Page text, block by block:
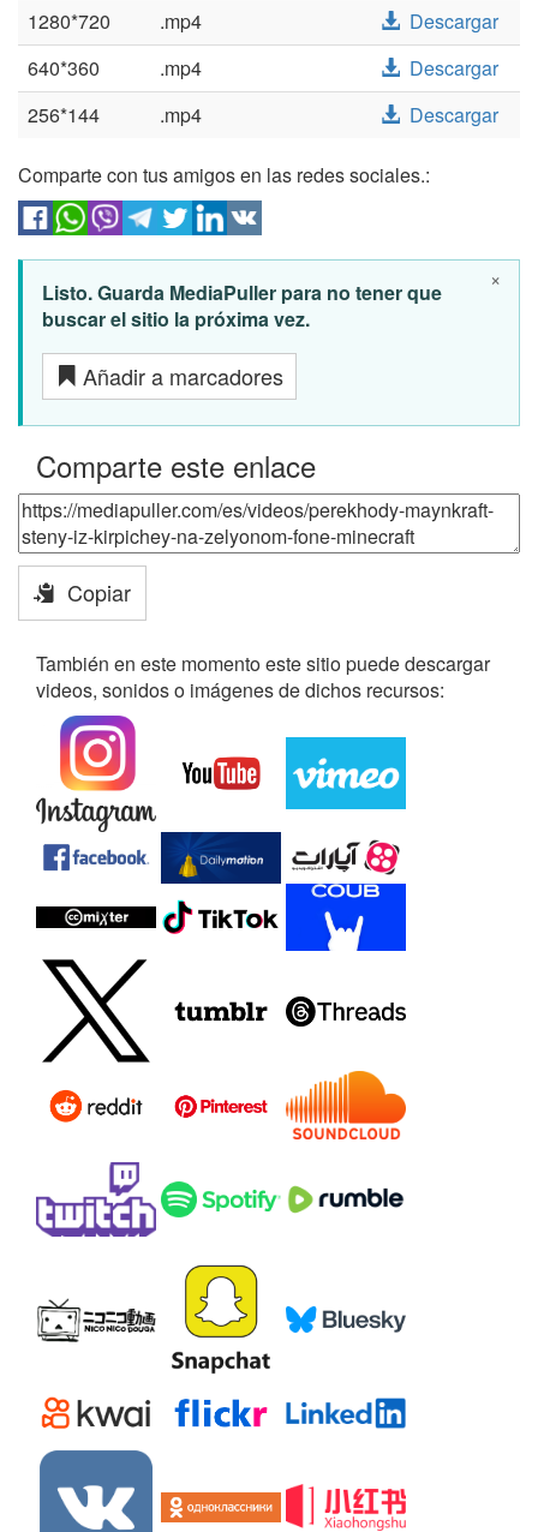
1280*720
.mp4
Descargar
640*360
.mp4
Descargar
256*144
.mp4 Descargar
Comparte con tus amigos en las redes sociales.:
×
Listo. Guarda MediaPuller para no tener que
buscar el sitio la próxima vez.
Añadir a marcadores
Comparte este enlace
Copiar
También en este momento este sitio puede descargar
videos, sonidos o imágenes de dichos recursos: